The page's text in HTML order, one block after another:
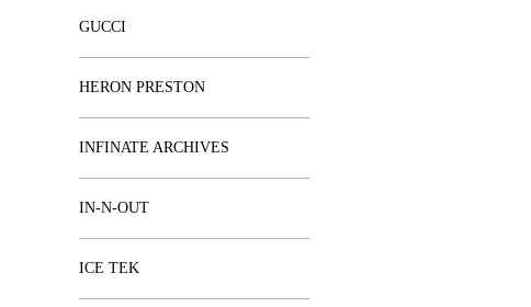
GUCCI
HERON PRESTON
INFINATE ARCHIVES
IN-N-OUT
ICE TEK